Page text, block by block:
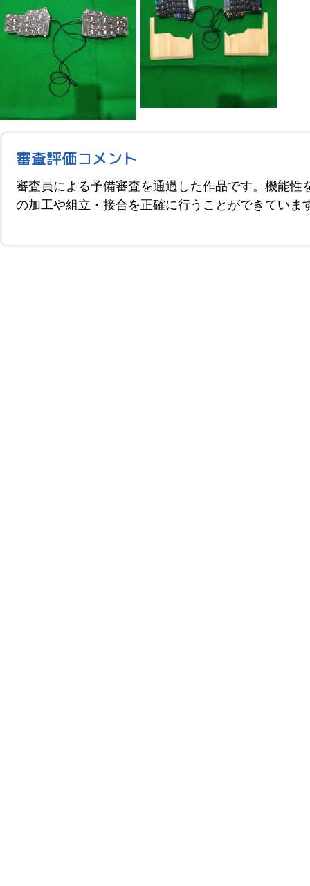
審査評価コメント
審査員による予備審査を通過した作品です。機能
の加工や組立・接合を正確に行うことができていま